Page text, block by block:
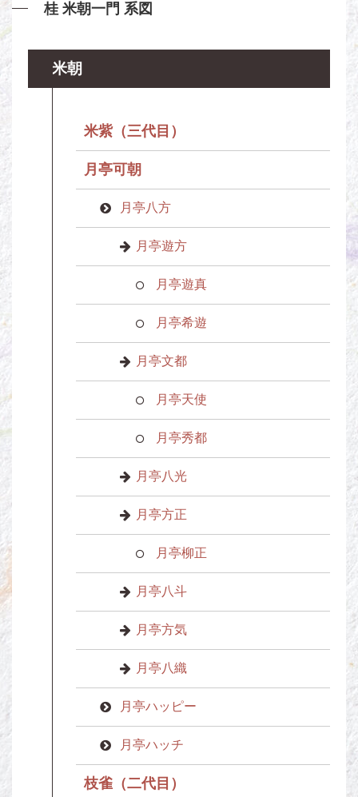
桂 米朝一門 系図
米朝
米紫（三代目）
月亭可朝
月亭八方
月亭遊方
月亭遊真
月亭希遊
月亭文都
月亭天使
月亭秀都
月亭八光
月亭方正
月亭柳正
月亭八斗
月亭方気
月亭八織
月亭ハッピー
月亭ハッチ
枝雀（二代目）